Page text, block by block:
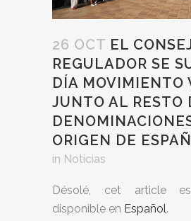
26 OCT EL
REGULADOR SE
DÍA MOVIMIENTO
JUNTO AL RESTO
ORIGEN DE
in Noticias
Désolé, cet article
disponible en Español.